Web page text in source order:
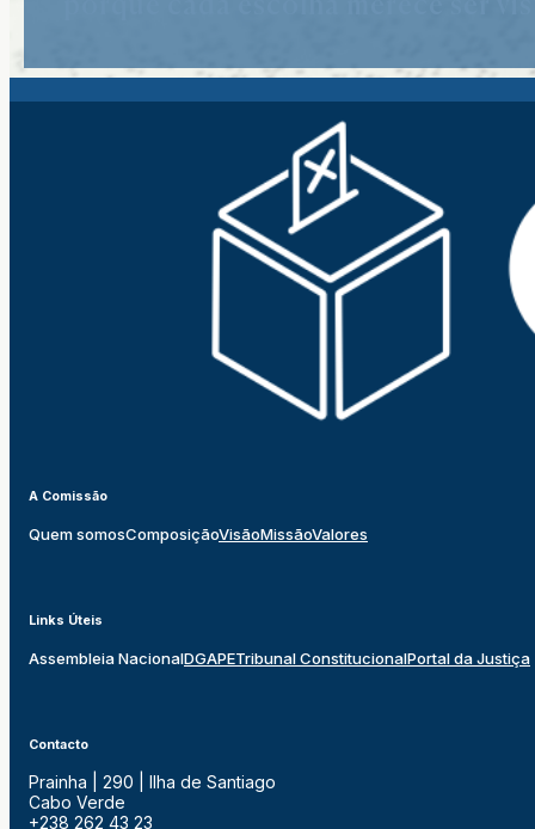
A Comissão
Quem somosComposiçãoVisãoMissãoValores
Links Úteis
Assembleia NacionalDGAPETribunal ConstitucionalPortal da Justiça
Contacto
Prainha | 290 | Ilha de Santiago
Cabo Verde
+238 262 43 23